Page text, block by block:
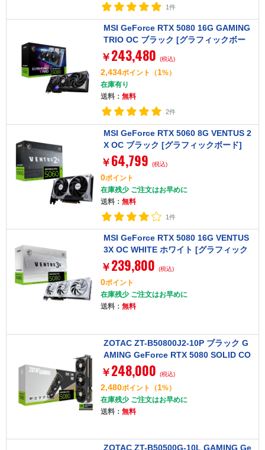
1件
MSI GeForce RTX 5080 16G GAMING
TRIO OC ブラック [グラフィックボー
ド]
￥ 243,480 (税込)
2,434ポイント （1%）
在庫有り
送料： 無料
2件
MSI GeForce RTX 5060 8G VENTUS 2
X OC ブラック [グラフィックボード]
￥ 64,799 (税込)
0ポイント
在庫残少 ご注文はお早めに
送料： 無料
1件
MSI GeForce RTX 5080 16G VENTUS
3X OC WHITE ホワイト [グラフィック
ボード]
￥ 239,800 (税込)
0ポイント
在庫残少 ご注文はお早めに
送料： 無料
ZOTAC ZT-B50800J2-10P ブラック G
AMING GeForce RTX 5080 SOLID CO
RE OC [グラフィックボード (PCIExp 1
6GB)]
￥ 248,000 (税込)
2,480ポイント （1%）
在庫残少 ご注文はお早めに
送料： 無料
ZOTAC ZT-B50500G-10L GAMING Ge